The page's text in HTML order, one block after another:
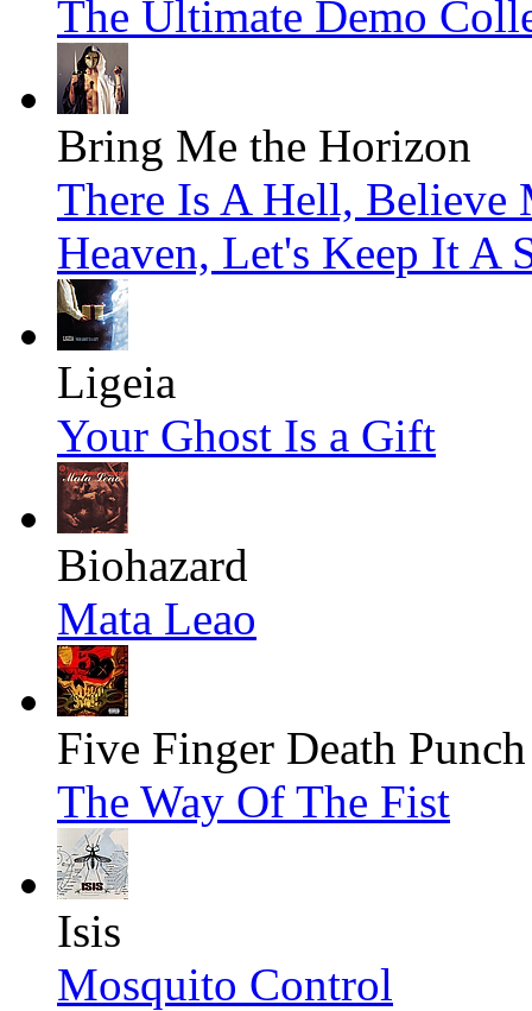
The Ultimate Demo
Bring Me the Horizon
There Is A Hell, Believe
Heaven, Let's Keep It A
Ligeia
Your Ghost Is a Gift
Biohazard
Mata Leao
Five Finger Death Punch
The Way Of The Fist
Isis
Mosquito Control